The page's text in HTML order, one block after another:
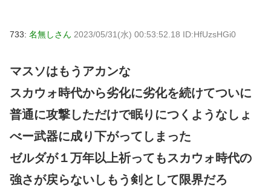
733: 名無しさん 2023/05/31(水) 00:53:52.18 ID:HfUzsHGi0
マスソはもうアカンな
スカウォ時代から劣化に劣化を続けてついに
普通に攻撃しただけで眠りにつくようなしょ
べー武器に成り下がってしまった
ゼルダが１万年以上祈ってもスカウォ時代の
強さが戻らないしもう剣として限界だろ